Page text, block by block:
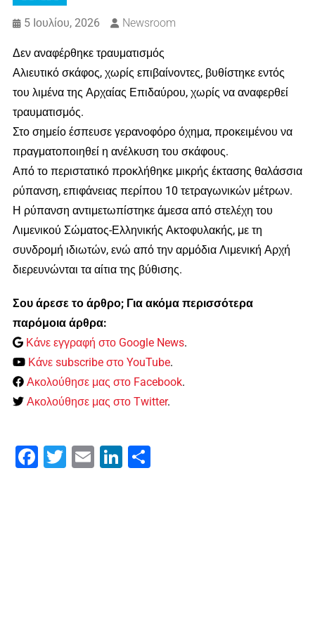
5 Ιουλίου, 2026 Newsroom
Δεν αναφέρθηκε τραυματισμός
Αλιευτικό σκάφος, χωρίς επιβαίνοντες, βυθίστηκε εντός
του λιμένα της Αρχαίας Επιδαύρου, χωρίς να αναφερθεί
τραυματισμός.
Στο σημείο έσπευσε γερανοφόρο όχημα, προκειμένου να
πραγματοποιηθεί η ανέλκυση του σκάφους.
Από το περιστατικό προκλήθηκε μικρής έκτασης θαλάσσια
ρύπανση, επιφάνειας περίπου 10 τετραγωνικών μέτρων.
Η ρύπανση αντιμετωπίστηκε άμεσα από στελέχη του
Λιμενικού Σώματος-Ελληνικής Ακτοφυλακής, με τη
συνδρομή ιδιωτών, ενώ από την αρμόδια Λιμενική Αρχή
διερευνώνται τα αίτια της βύθισης.
Σου άρεσε το άρθρο; Για ακόμα περισσότερα
παρόμοια άρθρα:
Κάνε εγγραφή στο Google News.
Κάνε subscribe στο YouTube.
Ακολούθησε μας στο Facebook.
Ακολούθησε μας στο Twitter.
Facebook
Twitter Email LinkedIn